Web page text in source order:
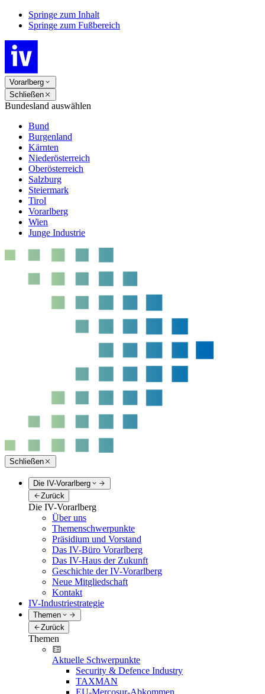
Springe zum Inhalt
Springe zum Fußbereich
Vorarlberg
Schließen
Bundesland auswählen
Bund
Burgenland
Kärnten
Niederösterreich
Oberösterreich
Salzburg
Steiermark
Tirol
Vorarlberg
Wien
Junge Industrie
Schließen
Die IV-Vorarlberg
Zurück
Die IV-Vorarlberg
Über uns
Themenschwerpunkte
Präsidium und Vorstand
Das IV-Büro Vorarlberg
Das IV-Haus der Zukunft
Geschichte der IV-Vorarlberg
Neue Mitgliedschaft
Kontakt
IV-Industriestrategie
Themen
Zurück
Themen
Aktuelle Schwerpunkte
Security & Defence Industry
TAXMAN
EU-Mercosur-Abkommen